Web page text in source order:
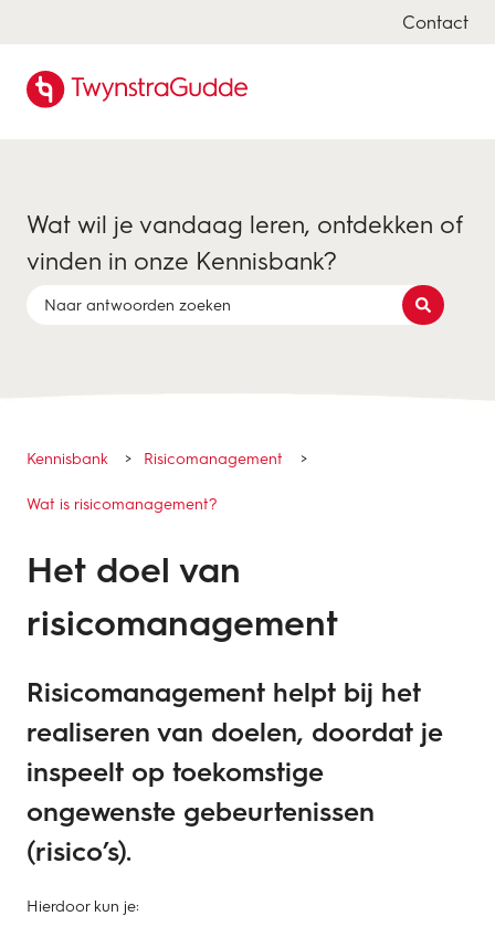
Contact
Wat wil je vandaag leren, ontdekken of
vinden in onze Kennisbank?
Kennisbank Risicomanagement
Wat is risicomanagement?
Het doel van
risicomanagement
Risicomanagement helpt bij het
realiseren van doelen, doordat je
inspeelt op toekomstige
ongewenste gebeurtenissen
(risico’s).
Hierdoor kun je: